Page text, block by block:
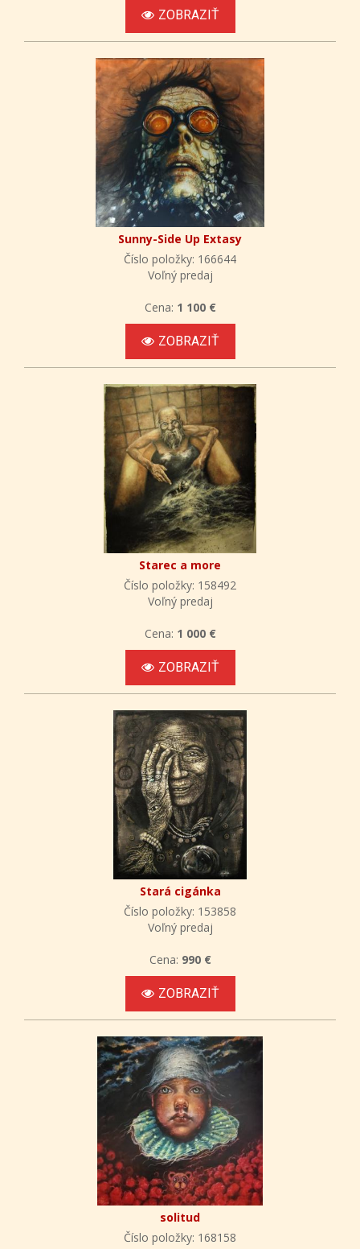
ZOBRAZIŤ
Sunny-Side Up Extasy
Číslo položky: 166644
Voľný predaj
Cena: 1 100 €
ZOBRAZIŤ
Starec a more
Číslo položky: 158492
Voľný predaj
Cena: 1 000 €
ZOBRAZIŤ
Stará cigánka
Číslo položky: 153858
Voľný predaj
Cena: 990 €
ZOBRAZIŤ
solitud
Číslo položky: 168158